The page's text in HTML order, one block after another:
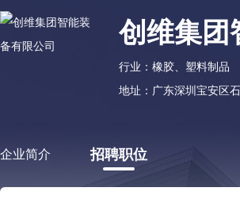
创维集团
行业：橡胶、塑料制品
地址：广东深圳宝安区
企业简介 招聘职位